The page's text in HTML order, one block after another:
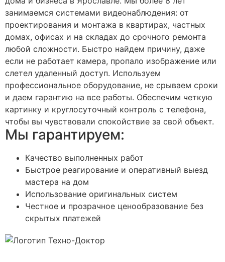
занимаемся системами видеонаблюдения: от
проектирования и монтажа в квартирах, частных
домах, офисах и на складах до срочного ремонта
любой сложности. Быстро найдем причину, даже
если не работает камера, пропало изображение или
слетел удаленный доступ. Используем
профессиональное оборудование, не срываем сроки
и даем гарантию на все работы. Обеспечим четкую
картинку и круглосуточный контроль с телефона,
чтобы вы чувствовали спокойствие за свой объект.
Мы гарантируем:
Качество выполненных работ
Быстрое реагирование и оперативный выезд
мастера на дом
Использование оригинальных систем
Честное и прозрачное ценообразование без
скрытых платежей